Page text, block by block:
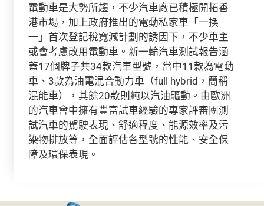
電動車是大勢所趨，不少汽車廠已積極開拓香
港市場，加上政府推出的電動私家車「一換
一」首次登記稅寬減計劃的誘因下，不少車主
或會考慮改用電動車。新一輪汽車測試報告涵
蓋17個牌子共34款汽車型號，當中11款為電動
車、3款為油電混合動力車（full hybrid，簡稱
混能車），其餘20款則純以汽油驅動。由歐洲
的汽車會中擁有豐富試車經驗的專家評審團測
試汽車的駕駛表現、舒適程度、能源效率及污
染物排放等，全面評估各型號的性能、安全保
障及環保表現。